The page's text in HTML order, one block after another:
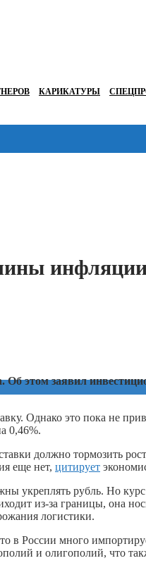
КАРИКАТУРЫ
Об этом заявил
Однако это пока не
0,46%.
должно тормозить
еще нет, цитирует
укреплять рубль. Но
из-за границы, она
логистики.
в России много
и олигополий, что